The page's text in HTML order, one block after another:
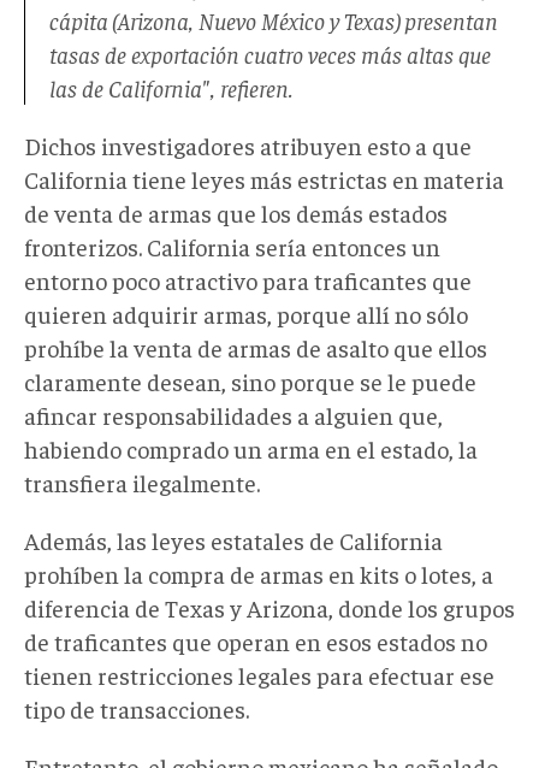
cápita (Arizona, Nuevo México y Texas) presentan
tasas de exportación cuatro veces más altas que
las de California", refieren.
Dichos investigadores atribuyen esto a que
California tiene leyes más estrictas en materia
de venta de armas que los demás estados
fronterizos. California sería entonces un
entorno poco atractivo para traficantes que
quieren adquirir armas, porque allí no sólo
prohíbe la venta de armas de asalto que ellos
claramente desean, sino porque se le puede
afincar responsabilidades a alguien que,
habiendo comprado un arma en el estado, la
transfiera ilegalmente.
Además, las leyes estatales de California
prohíben la compra de armas en kits o lotes, a
diferencia de Texas y Arizona, donde los grupos
de traficantes que operan en esos estados no
tienen restricciones legales para efectuar ese
tipo de transacciones.